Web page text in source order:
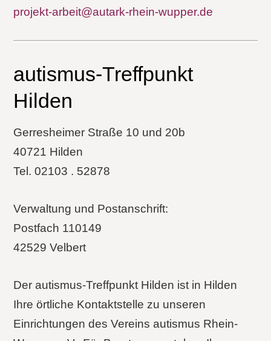
projekt-arbeit@autark-rhein-wupper.de
autismus-Treffpunkt
Hilden
Gerresheimer Straße 10 und 20b
40721 Hilden
Tel. 02103 . 52878
Verwaltung und Postanschrift:
Postfach 110149
42529 Velbert
Der autismus-Treffpunkt Hilden ist in Hilden
Ihre örtliche Kontaktstelle zu unseren
Einrichtungen des Vereins autismus Rhein-